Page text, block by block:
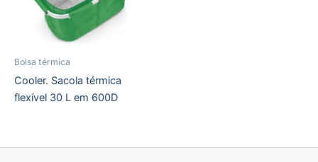
Bolsa térmica
Cooler. Sacola térmica
flexível 30 L em 600D